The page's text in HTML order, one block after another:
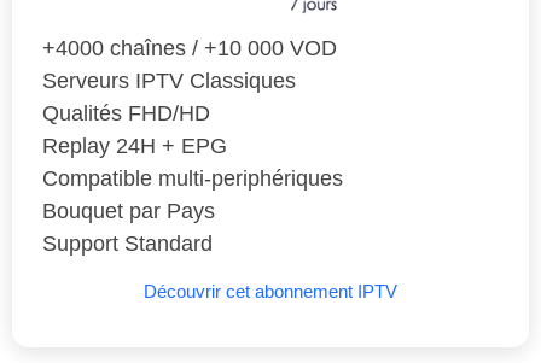
+4000 chaînes / +10 000 VOD
Serveurs IPTV Classiques
Qualités FHD/HD
Replay 24H + EPG
Compatible multi-periphériques
Bouquet par Pays
Support Standard
Découvrir cet abonnement IPTV